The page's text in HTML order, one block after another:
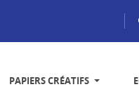
PAPIERS CRÉATIFS